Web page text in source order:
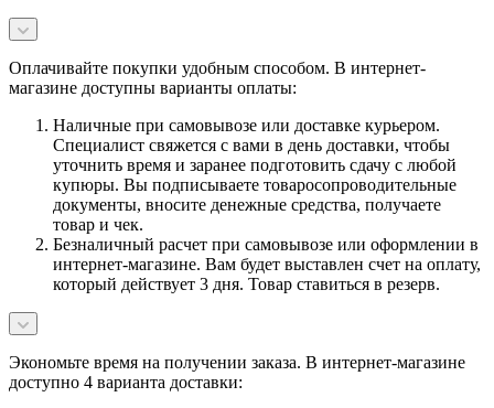
Оплачивайте покупки удобным способом. В интернет-
магазине доступны варианты оплаты:
Наличные при самовывозе или доставке курьером.
Специалист свяжется с вами в день доставки, чтобы
уточнить время и заранее подготовить сдачу с любой
купюры. Вы подписываете товаросопроводительные
документы, вносите денежные средства, получаете
товар и чек.
Безналичный расчет при самовывозе или оформлении в
интернет-магазине. Вам будет выставлен счет на оплату,
который действует 3 дня. Товар ставиться в резерв.
Экономьте время на получении заказа. В интернет-магазине
доступно 4 варианта доставки: